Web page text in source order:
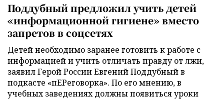
Поддубный предложил учить детей
«информационной гигиене» вместо
запретов в соцсетях
Детей необходимо заранее готовить к работе с
информацией и учить отличать правду от лжи,
заявил Герой России Евгений Поддубный в
подкасте «пЕРеговорка». По его мнению, в
учебных заведениях должны появиться уроки